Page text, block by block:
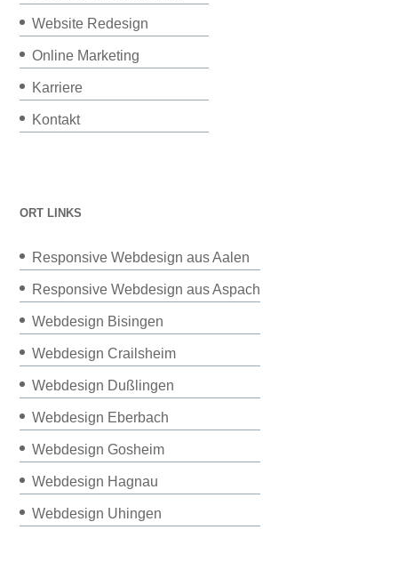
Website Redesign
Online Marketing
Karriere
Kontakt
ORT LINKS
Responsive Webdesign aus Aalen
Responsive Webdesign aus Aspach
Webdesign Bisingen
Webdesign Crailsheim
Webdesign Dußlingen
Webdesign Eberbach
Webdesign Gosheim
Webdesign Hagnau
Webdesign Uhingen